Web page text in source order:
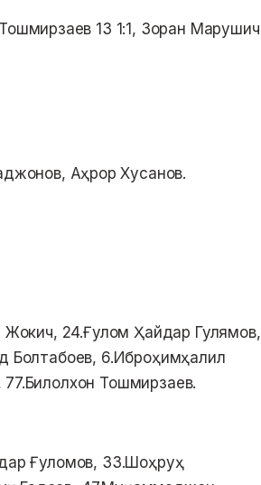
13 1:1, Зоран Марушич
Аҳрор Хусанов.
24.Ғулом Ҳайдар Гулямов,
Болтабоев, 6.Иброҳимҳалил
Тошмирзаев.
Ғуломов, 33.Шоҳруҳ